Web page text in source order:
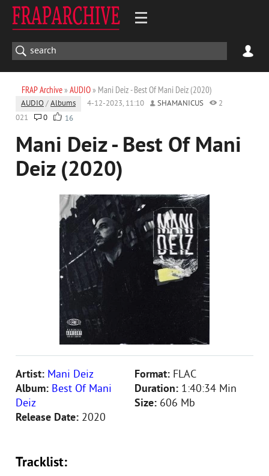
FRAP Archive» AUDIO» Mani Deiz - Best Of Mani Deiz (2020)
AUDIO /Albums 4-12-2023, 11:10 SHAMANICUS
2
021
0 16
Mani Deiz - Best Of Mani
Deiz (2020)
Artist: Mani Deiz
Album: Best Of Mani
Deiz
Release Date: 2020
Format: FLAC
Duration: 1:40:34 Min
Size: 606 Mb
Tracklist: